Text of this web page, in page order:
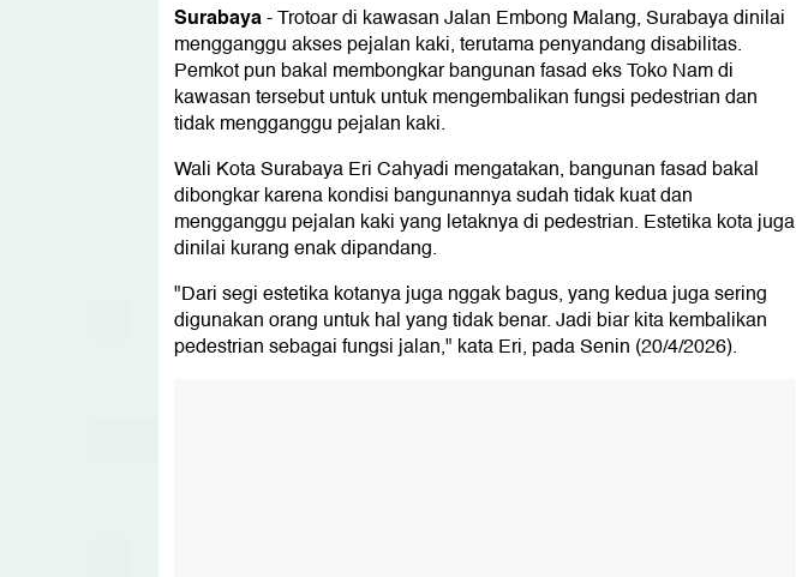
Surabaya-Trotoar di kawasan Jalan Embong Malang, Surabaya dinilai
mengganggu akses pejalan kaki, terutama penyandang disabilitas.
Pemkot pun bakal membongkar bangunan fasad eks Toko Nam di
kawasan tersebut untuk untuk mengembalikan fungsi pedestrian dan
tidak mengganggu pejalan kaki.
Wali Kota Surabaya Eri Cahyadi mengatakan, bangunan fasad bakal
dibongkar karena kondisi bangunannya sudah tidak kuat dan
mengganggu pejalan kaki yang letaknya di pedestrian. Estetika kota juga
dinilai kurang enak dipandang.
"Dari segi estetika kotanya juga nggak bagus, yang kedua juga sering
digunakan orang untuk hal yang tidak benar. Jadi biar kita kembalikan
pedestrian sebagai fungsi jalan," kata Eri, pada Senin (20/4/2026).